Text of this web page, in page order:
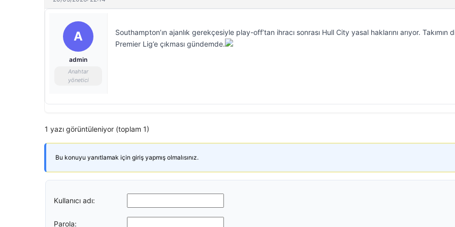
A
admin
Anahtar
yönetici
Southampton’ın ajanlık gerekçesiyle play-off’tan ihracı sonrası Hull City yasal haklarını arıyor. Takımın
Premier Lig’e çıkması gündemde.
1 yazı görüntüleniyor (toplam 1)
Bu konuyu yanıtlamak için giriş yapmış olmalısınız.
Kullanıcı adı:
Parola: